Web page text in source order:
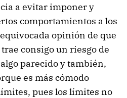
a evitar imponer y
comportamientos a los
opinión de que
consigo un riesgo de
parecido y también,
es más cómodo
pues los límites no